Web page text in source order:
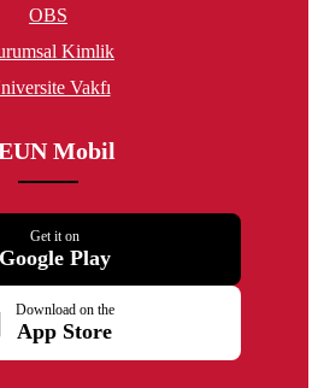
OBS
Kimlik
Vakfı
Mobil
Get it on
Google Play
Download on the
App Store